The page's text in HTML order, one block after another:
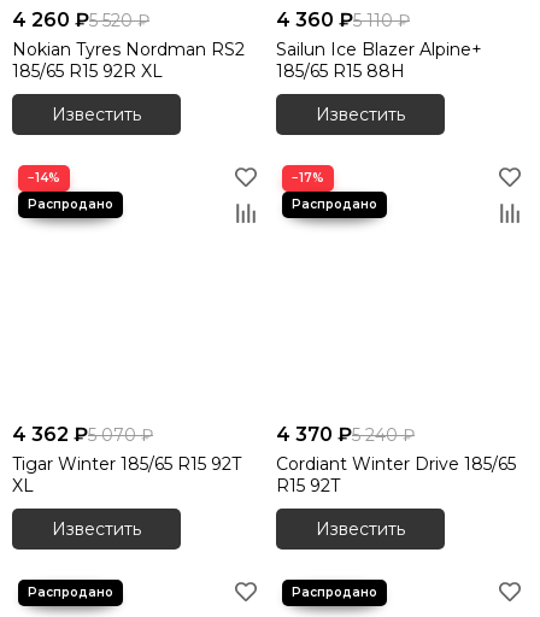
4 260 ₽5 520 ₽
Nokian Tyres Nordman RS2
185/65 R15 92R XL
Известить
4 360 ₽5 110 ₽
Sailun Ice Blazer Alpine+
185/65 R15 88H
Известить
−14%
4 362 ₽5 070 ₽
Tigar Winter 185/65 R15 92T
XL
Известить
−17%
4 370 ₽5 240 ₽
Cordiant Winter Drive 185/65
R15 92T
Известить